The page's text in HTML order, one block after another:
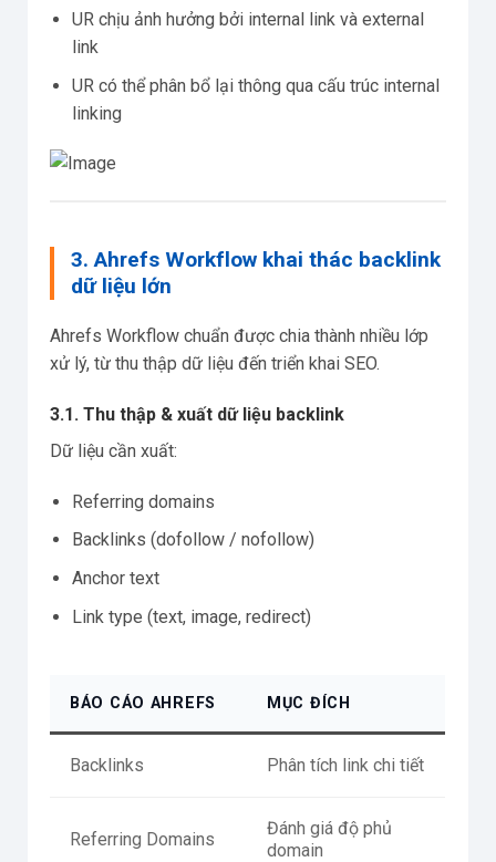
UR chịu ảnh hưởng bởi internal link và external
link
UR có thể phân bổ lại thông qua cấu trúc internal
linking
3. Ahrefs Workflow khai thác backlink
dữ liệu lớn
Ahrefs Workflow chuẩn được chia thành nhiều lớp
xử lý, từ thu thập dữ liệu đến triển khai SEO.
3.1. Thu thập & xuất dữ liệu backlink
Dữ liệu cần xuất:
Referring domains
Backlinks (dofollow / nofollow)
Anchor text
Link type (text, image, redirect)
BÁO CÁO AHREFS MỤC ĐÍCH
Backlinks Phân tích link chi tiết
Referring Domains
Đánh giá độ phủ
domain